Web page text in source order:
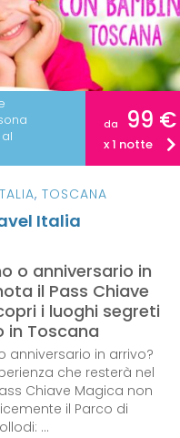
da 99 €
x 1 notte
, TOSCANA
Italia
o anniversario in
il Pass Chiave
i luoghi segreti
in Toscana
anniversario in arrivo?
che resterà nel
Chiave Magica non
il Parco di
...